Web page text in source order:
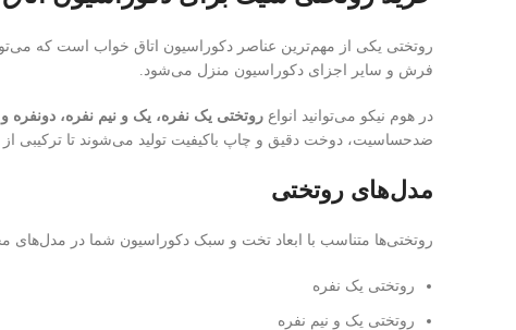
روتختی یکی از مهم‌ترین عناصر دکوراسیون اتاق خواب است که
فرش و سایر اجزای دکوراسیون منزل می‌شود.
در هوم نیکو می‌توانید انواع روتختی یک نفره، یک و نیم نفره، دونفره
ضدحساسیت، دوخت دقیق و چاپ باکیفیت تولید می‌شوند تا ترکیبی از
مدل‌های روتختی
روتختی‌ها متناسب با ابعاد تخت و سبک دکوراسیون شما در مدل‌های
روتختی یک نفره
روتختی یک و نیم نفره